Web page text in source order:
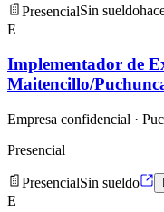
PresencialSin sueldo
E
Implementador de
Maitencillo/
Empresa confidencial ·
Presencial
PresencialSin sueldo
E